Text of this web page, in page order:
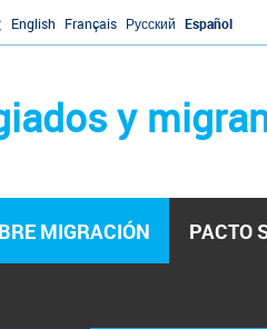
English Français Русский Español
y
MIGRACIÓN PACTO